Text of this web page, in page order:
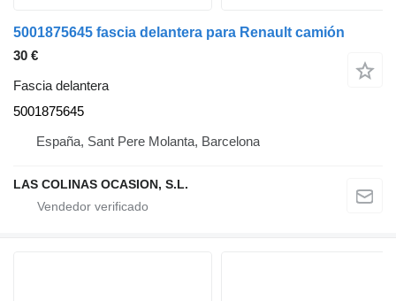
5001875645 fascia delantera para Renault camión
30 €
Fascia delantera
5001875645
España, Sant Pere Molanta, Barcelona
LAS COLINAS OCASION, S.L.